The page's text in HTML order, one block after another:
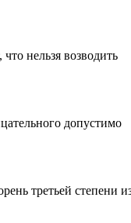
нельзя возводить
допустимо
третьей степени